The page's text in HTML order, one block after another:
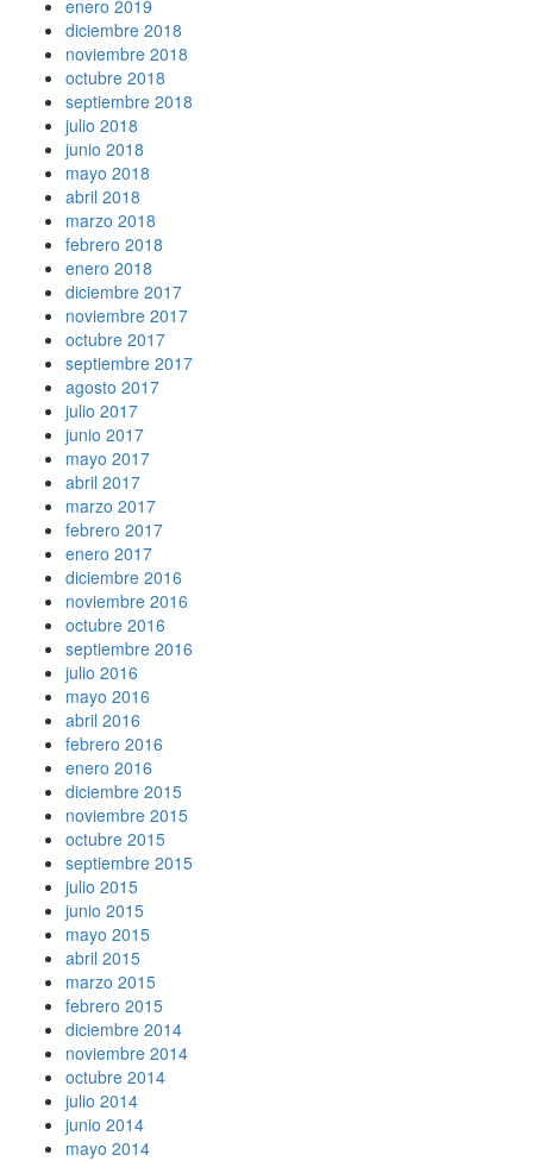
enero 2019
diciembre 2018
noviembre 2018
octubre 2018
septiembre 2018
julio 2018
junio 2018
mayo 2018
abril 2018
marzo 2018
febrero 2018
enero 2018
diciembre 2017
noviembre 2017
octubre 2017
septiembre 2017
agosto 2017
julio 2017
junio 2017
mayo 2017
abril 2017
marzo 2017
febrero 2017
enero 2017
diciembre 2016
noviembre 2016
octubre 2016
septiembre 2016
julio 2016
mayo 2016
abril 2016
febrero 2016
enero 2016
diciembre 2015
noviembre 2015
octubre 2015
septiembre 2015
julio 2015
junio 2015
mayo 2015
abril 2015
marzo 2015
febrero 2015
diciembre 2014
noviembre 2014
octubre 2014
julio 2014
junio 2014
mayo 2014